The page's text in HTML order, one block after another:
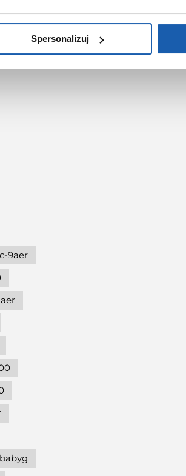
Spersonalizuj
9aer